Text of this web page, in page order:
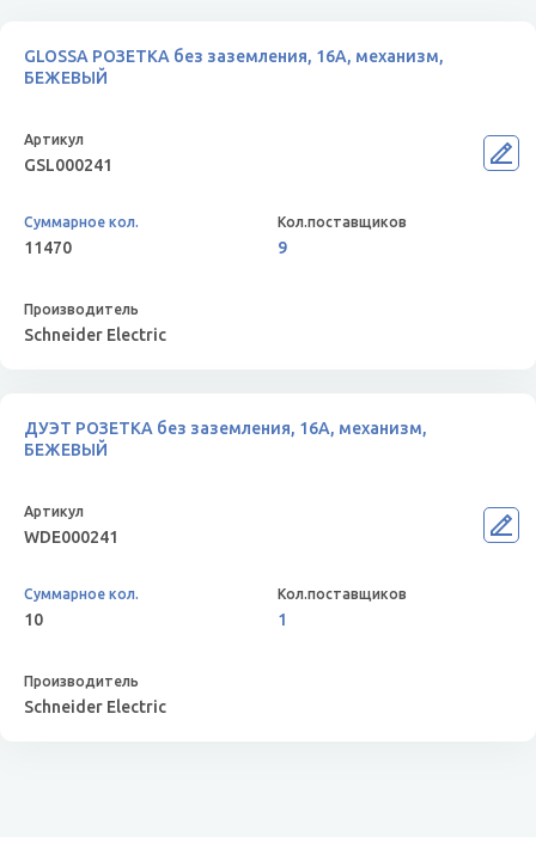
GLOSSA РОЗЕТКА без заземления, 16А, механизм,
БЕЖЕВЫЙ
GSL000241
11470 9
Schneider Electric
ДУЭТ РОЗЕТКА без заземления, 16А, механизм,
БЕЖЕВЫЙ
WDE000241
10 1
Schneider Electric